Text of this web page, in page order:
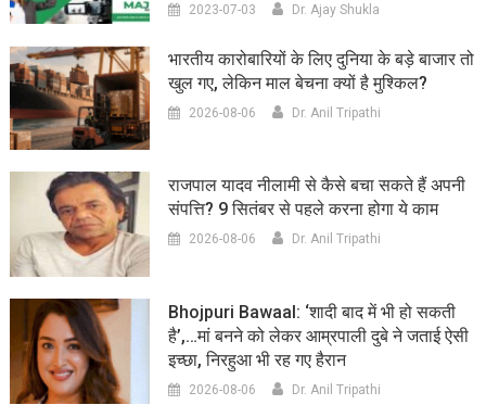
2023-07-03 Dr. Ajay Shukla
भारतीय कारोबारियों के लिए दुनिया के बड़े बाजार तो
खुल गए, लेकिन माल बेचना क्यों है मुश्किल?
2026-08-06 Dr. Anil Tripathi
राजपाल यादव नीलामी से कैसे बचा सकते हैं अपनी
संपत्ति? 9 सितंबर से पहले करना होगा ये काम
2026-08-06 Dr. Anil Tripathi
Bhojpuri Bawaal: ‘शादी बाद में भी हो सकती
है’,…मां बनने को लेकर आम्रपाली दुबे ने जताई ऐसी
इच्छा, निरहुआ भी रह गए हैरान
2026-08-06 Dr. Anil Tripathi